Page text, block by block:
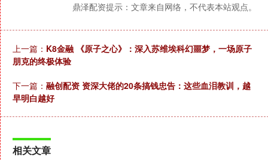
鼎泽配资提示：文章来自网络，不代表本站观点。
上一篇： K8金融 《原子之心》：深入苏维埃科幻噩梦，一场原子
朋克的终极体验
下一篇： 融创配资 资深大佬的20条搞钱忠告：这些血泪教训，越
早明白越好
相关文章